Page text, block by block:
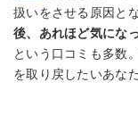
扱いをさせる原因と
後、あれほど気にな
という口コミも多数
を取り戻したいあな